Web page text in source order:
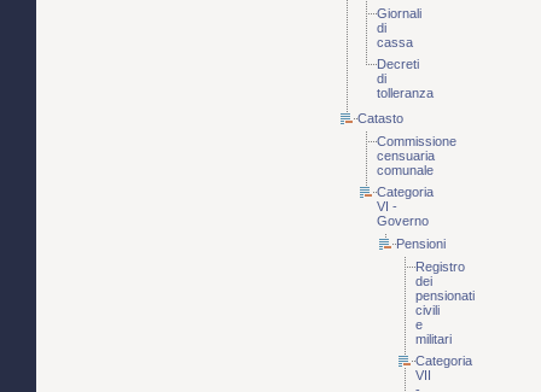
Giornali
di
cassa
Decreti
di
tolleranza
Catasto
Commissione
censuaria
comunale
Categoria
VI -
Governo
Pensioni
Registro
dei
pensionati
civili
e
militari
Categoria
VII
-